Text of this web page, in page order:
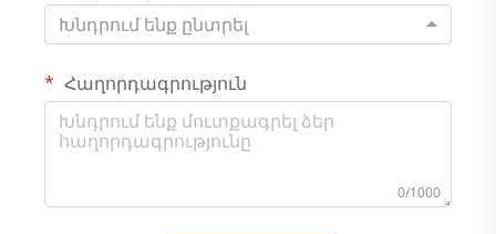
Խնդրում ենք ընտրել
Հաղորդագրություն
0/1000